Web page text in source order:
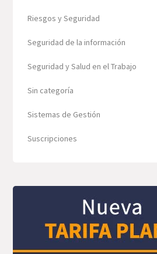
Riesgos y Seguridad
Seguridad de la información
Seguridad y Salud en el Trabajo
Sin categoría
Sistemas de Gestión
Suscripciones